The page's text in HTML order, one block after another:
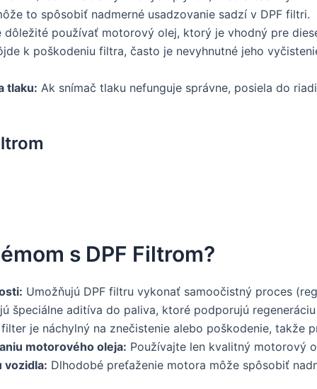
to spôsobiť nadmerné usadzovanie sadzí v DPF filtri.
používať motorový olej, ktorý je vhodný pre
k poškodeniu filtra, často je nevyhnutné jeho
tlaku: Ak snímač tlaku nefunguje správne, posiela do
s DPF Filtrom?
Umožňujú DPF filtru vykonať samoočistný proces
špeciálne aditíva do paliva, ktoré podporujú
je náchylný na znečistenie alebo poškodenie, takže
motorového oleja: Používajte len kvalitný motorový
vozidla: Dlhodobé preťaženie motora môže spôsobiť